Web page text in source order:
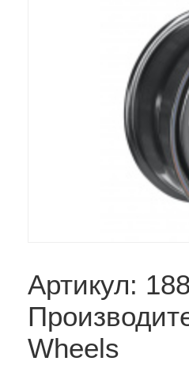
Артикул:
Wheels